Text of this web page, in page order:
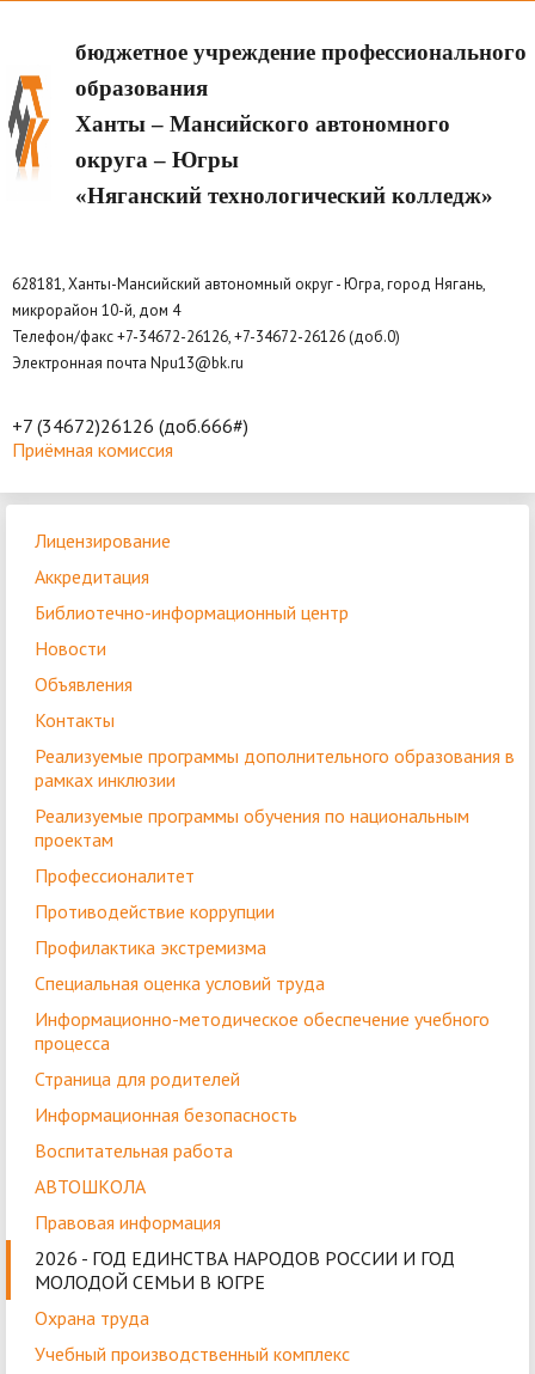
бюджетное учреждение профессионального
образования
Ханты – Мансийского автономного
округа – Югры
«Няганский технологический колледж»
628181, Ханты-Мансийский автономный округ - Югра, город Нягань,
микрорайон 10-й, дом 4
Телефон/факс +7-34672-26126, +7-34672-26126 (доб.0)
Электронная почта Npu13@bk.ru
+7 (34672)26126 (доб.666#)
Приёмная комиссия
Лицензирование
Аккредитация
Библиотечно-информационный центр
Новости
Объявления
Контакты
Реализуемые программы дополнительного образования в
рамках инклюзии
Реализуемые программы обучения по национальным
проектам
Профессионалитет
Противодействие коррупции
Профилактика экстремизма
Специальная оценка условий труда
Информационно-методическое обеспечение учебного
процесса
Страница для родителей
Информационная безопасность
Воспитательная работа
АВТОШКОЛА
Правовая информация
2026 - ГОД ЕДИНСТВА НАРОДОВ РОССИИ И ГОД
МОЛОДОЙ СЕМЬИ В ЮГРЕ
Охрана труда
Учебный производственный комплекс